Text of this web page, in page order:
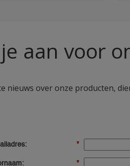
aan voor
nieuws over onze producten,